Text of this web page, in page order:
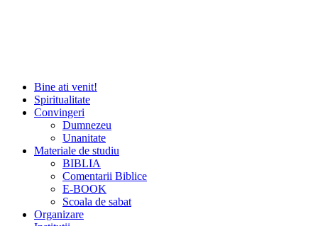
Bine ati venit!
Spiritualitate
Convingeri
Dumnezeu
Unanitate
Materiale de studiu
BIBLIA
Comentarii Biblice
E-BOOK
Scoala de sabat
Organizare